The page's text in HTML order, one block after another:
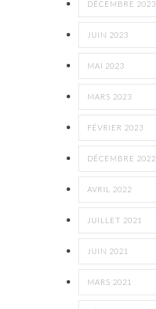
DÉCEMBRE 2023
JUIN 2023
MAI 2023
MARS 2023
FÉVRIER 2023
DÉCEMBRE 2022
AVRIL 2022
JUILLET 2021
JUIN 2021
MARS 2021